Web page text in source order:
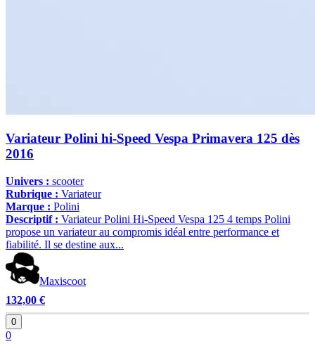
Variateur Polini hi-Speed Vespa Primavera 125 dès
2016
Univers : scooter
Rubrique : Variateur
Marque : Polini
Descriptif : Variateur Polini Hi-Speed Vespa 125 4 temps Polini
propose un variateur au compromis idéal entre performance et
fiabilité. Il se destine aux...
Maxiscoot
132,00 €
0
0